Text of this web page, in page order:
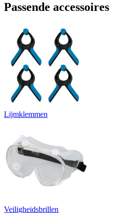
Passende accessoires
Lijmklemmen
Veiligheidsbrillen